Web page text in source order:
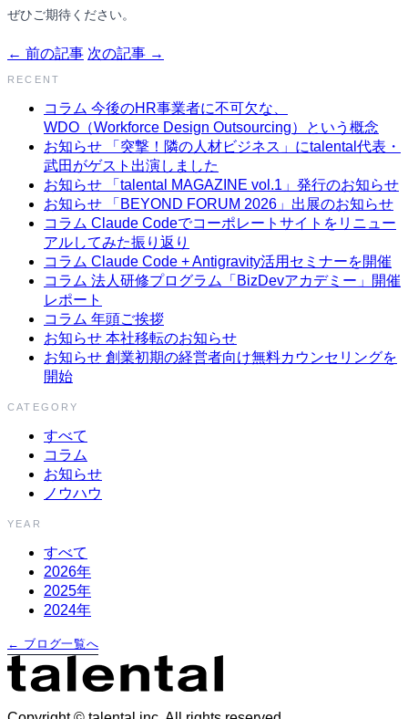
ぜひご期待ください。
← 前の記事 次の記事 →
RECENT
コラム 今後のHR事業者に不可欠な、
WDO（Workforce Design Outsourcing）という概念
お知らせ 「突撃！隣の人材ビジネス」にtalental代表・
武田がゲスト出演しました
お知らせ 「talental MAGAZINE vol.1」発行のお知らせ
お知らせ 「BEYOND FORUM 2026」出展のお知らせ
コラム Claude Codeでコーポレートサイトをリニュー
アルしてみた振り返り
コラム Claude Code + Antigravity活用セミナーを開催
コラム 法人研修プログラム「BizDevアカデミー」開催
レポート
コラム 年頭ご挨拶
お知らせ 本社移転のお知らせ
お知らせ 創業初期の経営者向け無料カウンセリングを
開始
CATEGORY
すべて
コラム
お知らせ
ノウハウ
YEAR
すべて
2026年
2025年
2024年
← ブログ一覧へ